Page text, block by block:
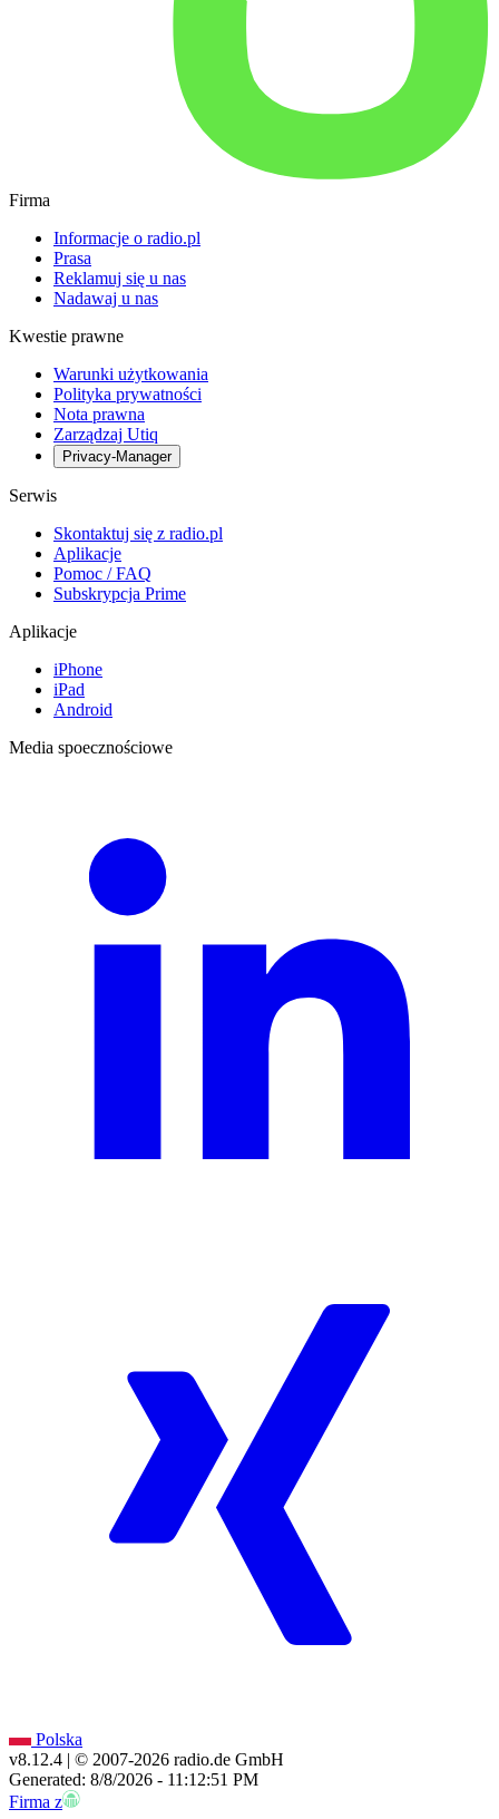
Firma
Informacje o radio.pl
Prasa
Reklamuj się u nas
Nadawaj u nas
Kwestie prawne
Warunki użytkowania
Polityka prywatności
Nota prawna
Zarządzaj Utiq
Privacy-Manager
Serwis
Skontaktuj się z radio.pl
Aplikacje
Pomoc / FAQ
Subskrypcja Prime
Aplikacje
iPhone
iPad
Android
Media spoecznościowe
Polska
v8.12.4 | © 2007-2026 radio.de GmbH
Generated: 8/8/2026 - 11:12:51 PM
Firma z